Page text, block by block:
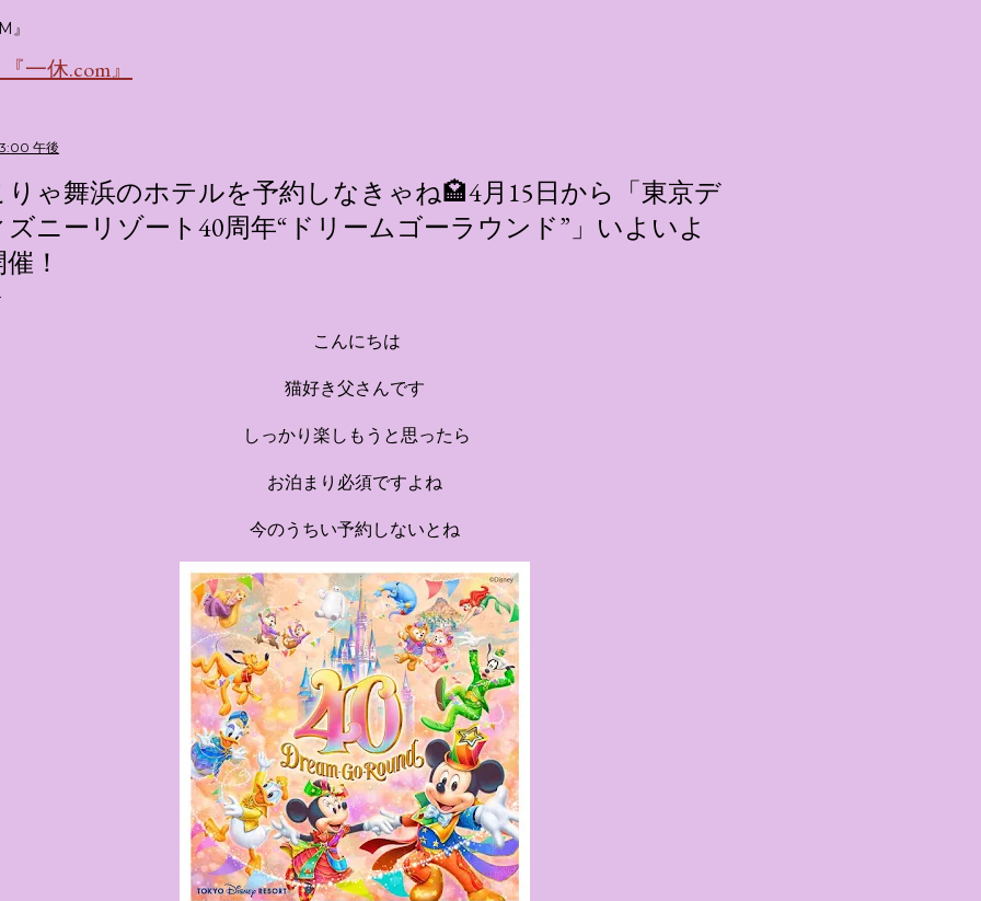
キャラが考える夢のホテル」 デジタルメディア技術で世界
的に知られるクリエイティブプロダクション「d'strict」が
手掛けており、五感を刺激する美しいデジタルアートとス
ホテルに滞在するかのような没入感を味わいながら進んで
いきます。ロビーではお花をまとったポムポムプリンが出
ちたガーデンや、美しいボールルーム（舞踏会）、さらに
は本物の砂を使ったピンク色の美しいビーチ（ポチャッコ
広がります。 🛌 2. 個性あふれる「9つの客室（テーマルー
ム）」 イベントの目玉となるのが、サンリオの人気キャラ
クターたちがそれぞれの“好き”や理想を詰め込んでデザイ
ンした客室のエリアです。 ハローキティ...
』
一休.com』
午後
りゃ舞浜のホテルを予約しなきゃね🏩4月15日から「東京デ
ズニーリゾート40周年“ドリームゴーラウンド”」いよいよ
！
こんにちは
猫好き父さんです
しっかり楽しもうと思ったら
お泊まり必須ですよね
今のうちい予約しないとね